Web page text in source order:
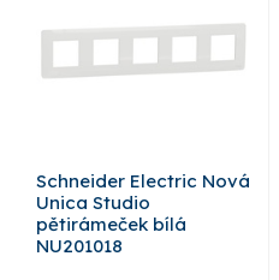
Schneider Electric Nová
Unica Studio
pětirámeček bílá
NU201018